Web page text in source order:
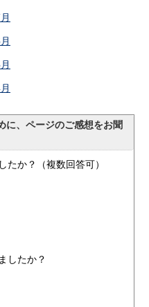
に、ページのご感想をお聞
たか？（複数回答可）
したか？